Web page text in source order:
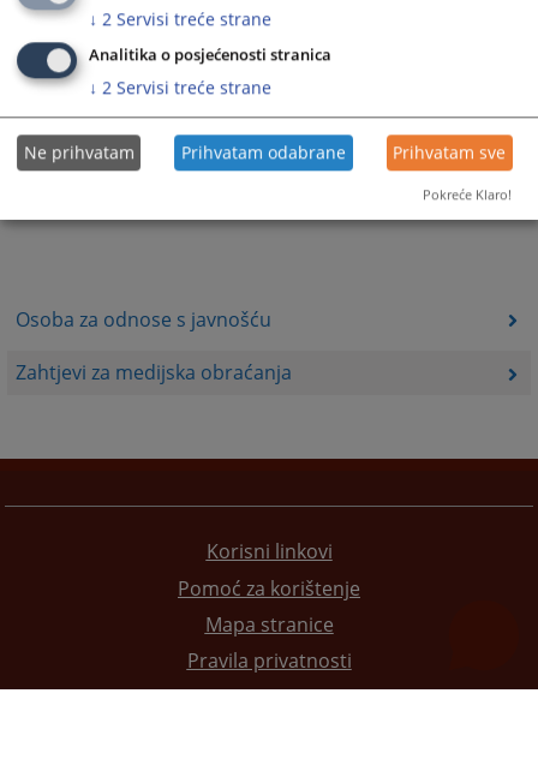
Osoba za odnose s javnošću
Zahtjevi za medijska obraćanja
Korisni linkovi
Pomoć za korištenje
Mapa stranice
Pravila privatnosti
↓ 2 Servisi treće strane
Analitika o posjećenosti stranica
↓ 2 Servisi treće strane
Ne prihvatam Prihvatam odabrane Prihvatam sve
Pokreće Klaro!